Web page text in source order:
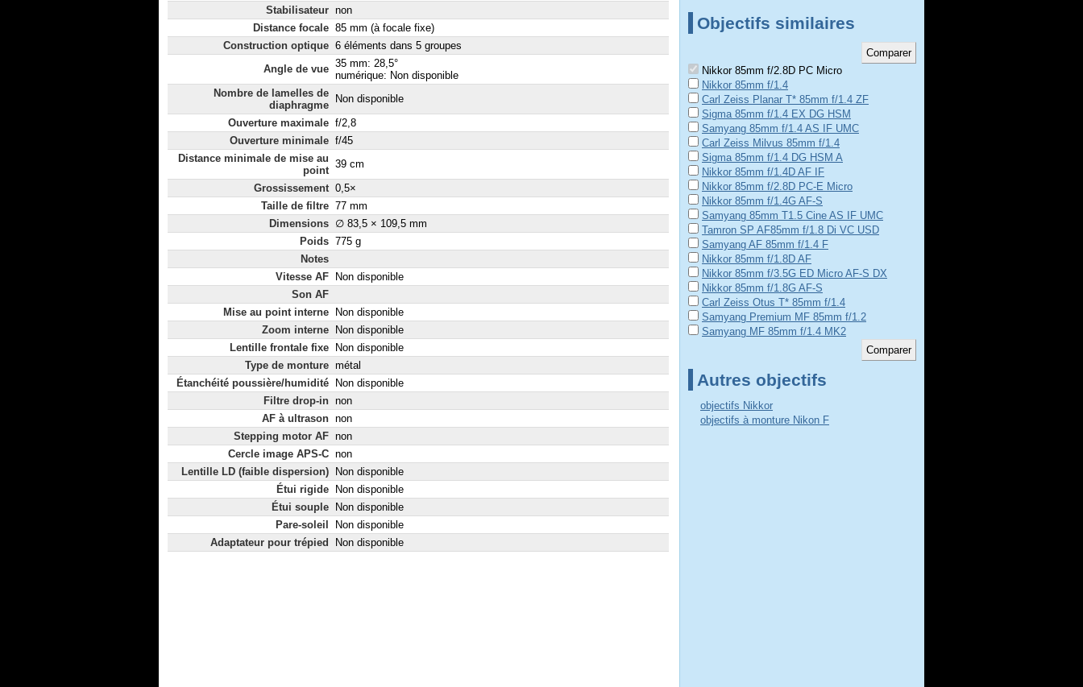
Stabilisateur non
Distance focale 85 mm (à focale fixe)
Construction optique 6 éléments dans 5 groupes
Angle de vue 35 mm: 28,5°
numérique: Non disponible
Nombre de lamelles de
diaphragme
Non disponible
Ouverture maximale f/2,8
Ouverture minimale f/45
Distance minimale de mise au
point
39 cm
Grossissement 0,5×
Taille de filtre 77 mm
Dimensions ∅ 83,5 × 109,5 mm
Poids 775 g
Notes
Vitesse AF
Non disponible
Son AF
Mise au point interne
Non disponible
Zoom interne
Non disponible
Lentille frontale fixe
Non disponible
Type de monture métal
Étanchéité poussière/humidité
Non disponible
Filtre drop-in non
AF à ultrason non
Stepping motor AF non
Cercle image APS-C non
Lentille LD (faible dispersion)
Non disponible
Étui rigide
Non disponible
Étui souple
Non disponible
Pare-soleil
Non disponible
Adaptateur pour trépied
Non disponible
Objectifs similaires
Nikkor 85mm f/2.8D PC Micro
Nikkor 85mm f/1.4
Carl Zeiss Planar T* 85mm f/1.4 ZF
Sigma 85mm f/1.4 EX DG HSM
Samyang 85mm f/1.4 AS IF UMC
Carl Zeiss Milvus 85mm f/1.4
Sigma 85mm f/1.4 DG HSM A
Nikkor 85mm f/1.4D AF IF
Nikkor 85mm f/2.8D PC-E Micro
Nikkor 85mm f/1.4G AF-S
Samyang 85mm T1.5 Cine AS IF UMC
Tamron SP AF85mm f/1.8 Di VC USD
Samyang AF 85mm f/1.4 F
Nikkor 85mm f/1.8D AF
Nikkor 85mm f/3.5G ED Micro AF-S DX
Nikkor 85mm f/1.8G AF-S
Carl Zeiss Otus T* 85mm f/1.4
Samyang Premium MF 85mm f/1.2
Samyang MF 85mm f/1.4 MK2
Autres objectifs
objectifs Nikkor
objectifs à monture Nikon F